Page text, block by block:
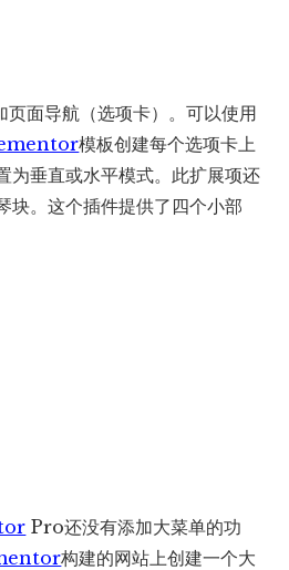
面导航（选项卡）。可以使用
模板创建每个选项卡上
为垂直或水平模式。此扩展项还
块。这个插件提供了四个小部
Pro还没有添加大菜单的功
构建的网站上创建一个大